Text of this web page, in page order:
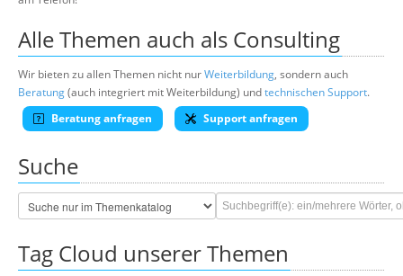
Alle Themen auch als Consulting
Wir bieten zu allen Themen nicht nurWeiterbildung, sondern auch
Beratung(auch integriert mit Weiterbildung) undtechnischen Support.
Beratung anfragen
Support anfragen
Suche
Tag Cloud unserer Themen